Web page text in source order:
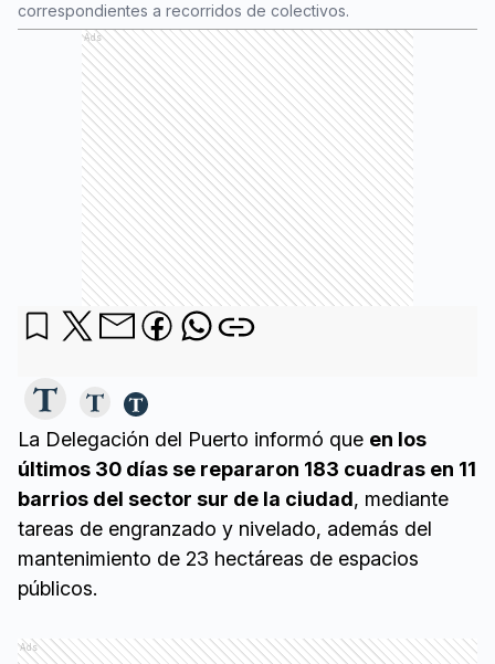
correspondientes a recorridos de colectivos.
Ads
La Delegación del Puerto informó que en los
últimos 30 días se repararon 183 cuadras en 11
barrios del sector sur de la ciudad, mediante
tareas de engranzado y nivelado, además del
mantenimiento de 23 hectáreas de espacios
públicos.
Ads